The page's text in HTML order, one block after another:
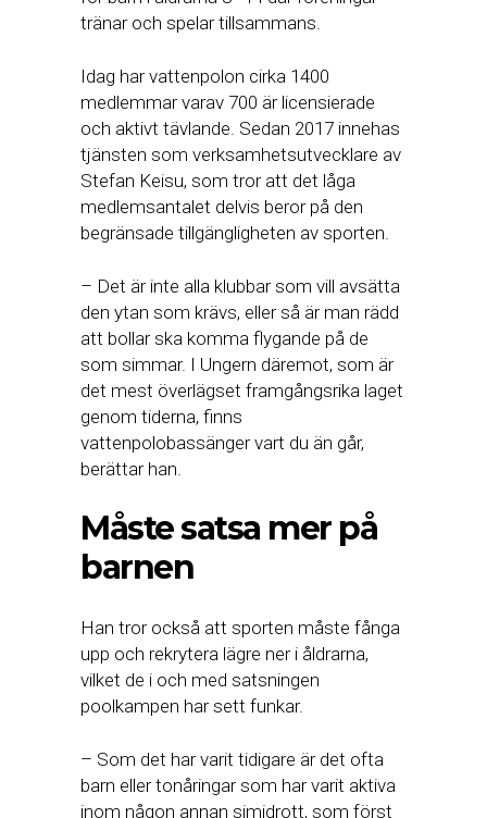
tränar och spelar tillsammans.
Idag har vattenpolon cirka 1400
medlemmar varav 700 är licensierade
och aktivt tävlande. Sedan 2017 innehas
tjänsten som verksamhetsutvecklare av
Stefan Keisu, som tror att det låga
medlemsantalet delvis beror på den
begränsade tillgängligheten av sporten.
– Det är inte alla klubbar som vill avsätta
den ytan som krävs, eller så är man rädd
att bollar ska komma flygande på de
som simmar. I Ungern däremot, som är
det mest överlägset framgångsrika laget
genom tiderna, finns
vattenpolobassänger vart du än går,
berättar han.
Måste satsa mer på
barnen
Han tror också att sporten måste fånga
upp och rekrytera lägre ner i åldrarna,
vilket de i och med satsningen
poolkampen har sett funkar.
– Som det har varit tidigare är det ofta
barn eller tonåringar som har varit aktiva
inom någon annan simidrott, som först